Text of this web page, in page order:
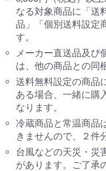
なる対象商品に「送
品」「個別送料設定
す。
メーカー直送品及び
は、他の商品との同
送料無料設定の商品
ある場合、一緒に購
なります。
冷蔵商品と常温商品
きませんので、２件
台風などの天災・災
があります。ご了承